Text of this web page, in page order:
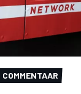
COMMENTAAR